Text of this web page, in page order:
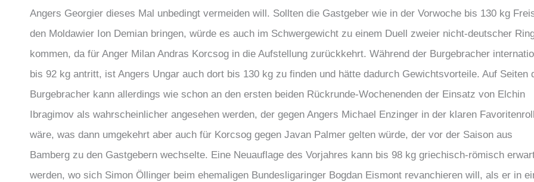
Angers Georgier dieses Mal unbedingt vermeiden will. Sollten die Gastgeber wie in der Vorwoche bis 130 kg
den Moldawier Ion Demian bringen, würde es auch im Schwergewicht zu einem Duell zweier nicht-deutscher
kommen, da für Anger Milan Andras Korcsog in die Aufstellung zurückkehrt. Während der Burgebracher
bis 92 kg antritt, ist Angers Ungar auch dort bis 130 kg zu finden und hätte dadurch Gewichtsvorteile. Auf Seiten
Burgebracher kann allerdings wie schon an den ersten beiden Rückrunde-Wochenenden der Einsatz von Elchin
Ibragimov als wahrscheinlicher angesehen werden, der gegen Angers Michael Enzinger in der klaren
wäre, was dann umgekehrt aber auch für Korcsog gegen Javan Palmer gelten würde, der vor der Saison aus
Bamberg zu den Gastgebern wechselte. Eine Neuauflage des Vorjahres kann bis 98 kg griechisch-römisch
werden, wo sich Simon Öllinger beim ehemaligen Bundesligaringer Bogdan Eismont revanchieren will, als er in